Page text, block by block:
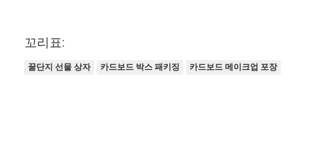
꼬리표:
꿀단지 선물 상자 카드보드 박스 패키징 카드보드 메이크업 포장